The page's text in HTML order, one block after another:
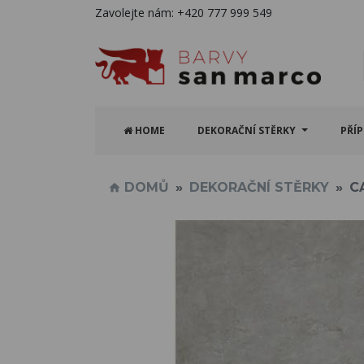
Zavolejte nám: +420 777 999 549
HOME DEKORAČNÍ STĚRKY
DOMŮ DEKORAČNÍ STĚRKY